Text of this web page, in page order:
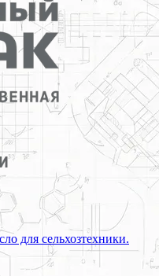
для сельхозтехники.